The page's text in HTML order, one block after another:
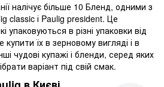
налічує більше 10 Бленд, одними з
classic і Paulig president. Це
упаковуються в різні упаковки від
їх в зерновому вигляді і в
чудові купажі і бленди, серед яких
варіант під свій смак.